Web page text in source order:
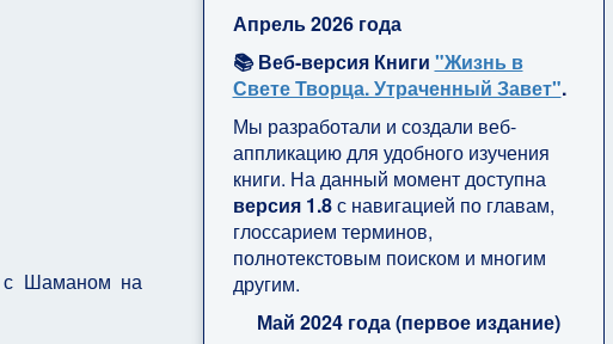
с Шаманом на
Апрель 2026 года
📚 Веб-версия Книги "Жизнь в
Свете Творца. Утраченный Завет".
Мы разработали и создали веб-
аппликацию для удобного изучения
книги. На данный момент доступна
версия 1.8с навигацией по главам,
глоссарием терминов,
полнотекстовым поиском и многим
другим.
Май 2024 года (первое издание)